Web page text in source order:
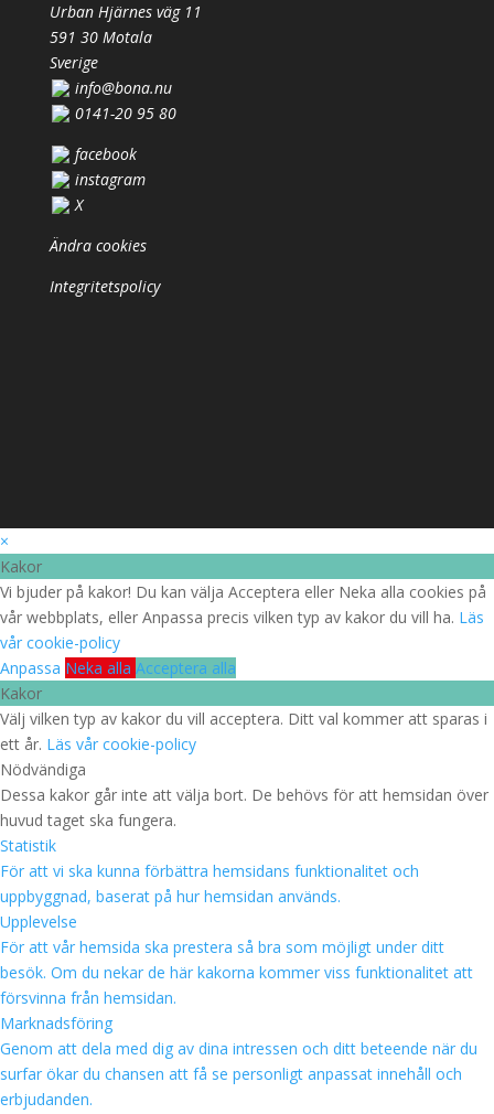
Urban Hjärnes väg 11
591 30 Motala
Sverige
info@bona.nu
0141-20 95 80
facebook
instagram
X
Ändra cookies
Integritetspolicy
×
Kakor
Vi bjuder på kakor! Du kan välja Acceptera eller Neka alla cookies på
vår webbplats, eller Anpassa precis vilken typ av kakor du vill ha. Läs
vår cookie-policy
Anpassa Neka alla Acceptera alla
Kakor
Välj vilken typ av kakor du vill acceptera. Ditt val kommer att sparas i
ett år. Läs vår cookie-policy
Nödvändiga
Dessa kakor går inte att välja bort. De behövs för att hemsidan över
huvud taget ska fungera.
Statistik
För att vi ska kunna förbättra hemsidans funktionalitet och
uppbyggnad, baserat på hur hemsidan används.
Upplevelse
För att vår hemsida ska prestera så bra som möjligt under ditt
besök. Om du nekar de här kakorna kommer viss funktionalitet att
försvinna från hemsidan.
Marknadsföring
Genom att dela med dig av dina intressen och ditt beteende när du
surfar ökar du chansen att få se personligt anpassat innehåll och
erbjudanden.